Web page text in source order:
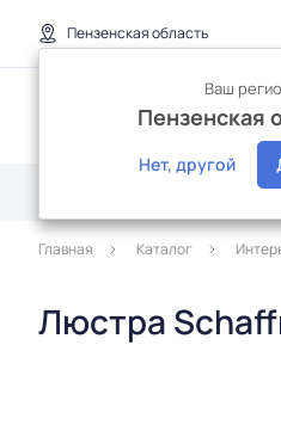
Пензенская область
Ваш
Пензенская
Нет, другой
Главная Каталог
Люстра